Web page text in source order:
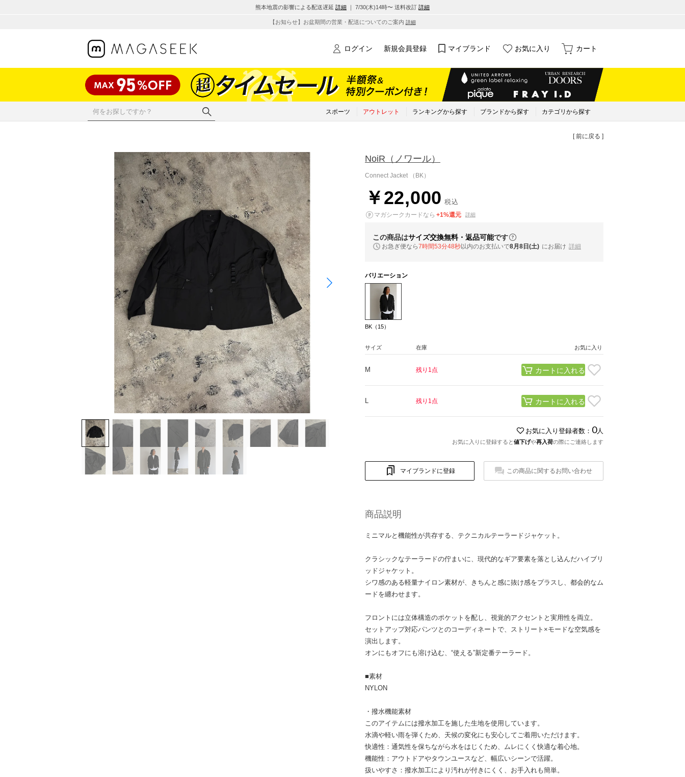
熊本地震の影響による配送遅延 詳細 ｜ 7/30(木)14時〜 送料改訂 詳細
【お知らせ】お盆期間の営業・配送についてのご案内 詳細
ログイン 新規会員登録 マイブランド お気に入り カート
スポーツ アウトレット ランキングから探す ブランドから探す カテゴリから探す
[ 前に戻る ]
NoiR （ノワール）
Connect Jacket （BK）
￥22,000 税込
マガシークカードなら +1%還元 詳細
この商品はサイズ交換無料・返品可能です
お急ぎ便なら7時間53分47秒以内のお支払いで8月8日(土) にお届け 詳細
バリエーション
BK（15）
サイズ 在庫 お気に入り
M 残り1点 カートに入れる
L 残り1点 カートに入れる
お気に入り登録者数： 0人
お気に入りに登録すると値下げや再入荷の際にご連絡します
マイブランドに登録 この商品に関するお問い合わせ
商品説明
ミニマルと機能性が共存する、テクニカルテーラードジャケット。
クラシックなテーラードの佇まいに、現代的なギア要素を落とし込んだハイブリ
ッドジャケット。
シワ感のある軽量ナイロン素材が、きちんと感に抜け感をプラスし、都会的なム
ードを纏わせます。
フロントには立体構造のポケットを配し、視覚的アクセントと実用性を両立。
セットアップ対応パンツとのコーディネートで、ストリート×モードな空気感を
演出します。
オンにもオフにも溶け込む、“使える”新定番テーラード。
■素材
NYLON
・撥水機能素材
このアイテムには撥水加工を施した生地を使用しています。
水滴や軽い雨を弾くため、天候の変化にも安心してご着用いただけます。
快適性：通気性を保ちながら水をはじくため、ムレにくく快適な着心地。
機能性：アウトドアやタウンユースなど、幅広いシーンで活躍。
扱いやすさ：撥水加工により汚れが付きにくく、お手入れも簡単。